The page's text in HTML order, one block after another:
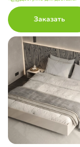
Заказать